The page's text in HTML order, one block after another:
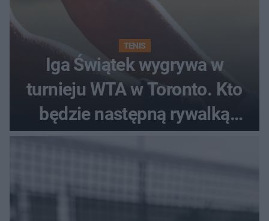
TENIS
Iga Świątek wygrywa w
turnieju WTA w Toronto. Kto
będzie następną rywalką